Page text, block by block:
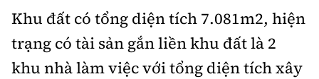
Cấm sao chép dưới mọi hình thức nếu không có sự
chấp thuận bằng văn bản.
Khu đất có tổng diện tích 7.081m2, hiện
trạng có tài sản gắn liền khu đất là 2
khu nhà làm việc với tổng diện tích xây